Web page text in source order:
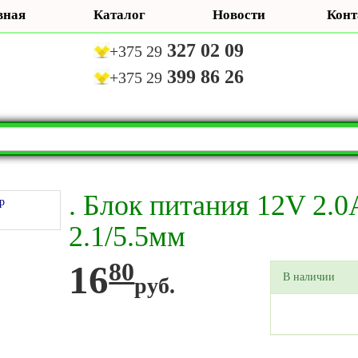
Каталог Новости
+375 29 327 02 09
+375 29 399 86 26
. Блок питания 12V
2.1/5.5мм
1680руб. В наличии